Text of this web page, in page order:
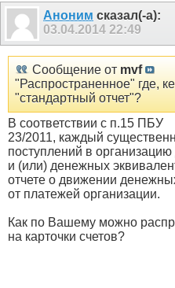
Аноним сказал(-а):
03.04.2014 22:49
Сообщение от mvf
"Распространенное" где,
"стандартный отчет"?
В соответствии с п.15 ПБУ
23/2011, каждый
поступлений в
и (или) денежных
отчете о движении
от платежей организации.
Как по Вашему можно
на карточки счетов?